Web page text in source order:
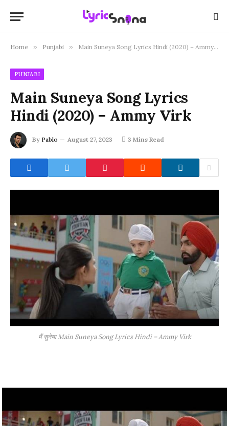
Home » Punjabi » Main Suneya Song Lyrics Hindi (2020) – Ammy Virk
PUNJABI
Main Suneya Song Lyrics
Hindi (2020) – Ammy Virk
By Pablo August 27, 2023 3 Mins Read
मैं सुनेया Main Suneya Song Lyrics Hindi – Ammy Virk